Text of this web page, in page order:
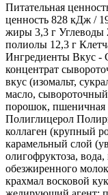
Питательная
ценность 828 кДж /
жиры 3,3 г Углеводы
полиолы 12,3 г
Ингредиенты Вкус -
концентрат
вкус (изомальт,
масло,
порошок, пшеничная
Полиглицерол
коллаген (крупный
карамельный слой
олигофруктоза,
обезжиренного
крахмал восковой